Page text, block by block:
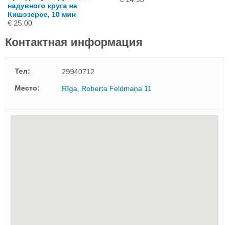
надувного круга на
Кишэзерсе, 10 мин
€ 25.00
Контактная информация
Тел:
29940712
Mесто:
Rīga, Roberta Feldmaņa 11